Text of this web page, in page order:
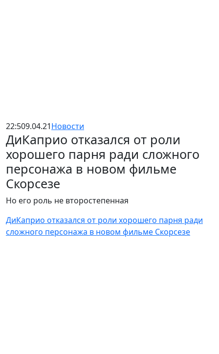
22:509.04.21Новости
ДиКаприо отказался от роли
хорошего парня ради сложного
персонажа в новом фильме
Скорсезе
Но его роль не второстепенная
ДиКаприо отказался от роли хорошего парня ради
сложного персонажа в новом фильме Скорсезе